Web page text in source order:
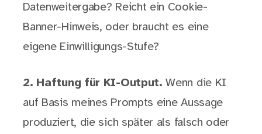
Datenweitergabe? Reicht ein Cookie-
Banner-Hinweis, oder braucht es eine
eigene Einwilligungs-Stufe?
2. Haftung für KI-Output. Wenn die KI
auf Basis meines Prompts eine Aussage
produziert, die sich später als falsch oder